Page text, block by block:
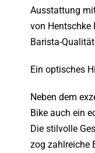
Ausstattung
von Hentschke
Barista-
Ein optisches
Neben dem
Bike auch ein
Die stilvolle
zog zahlreiche